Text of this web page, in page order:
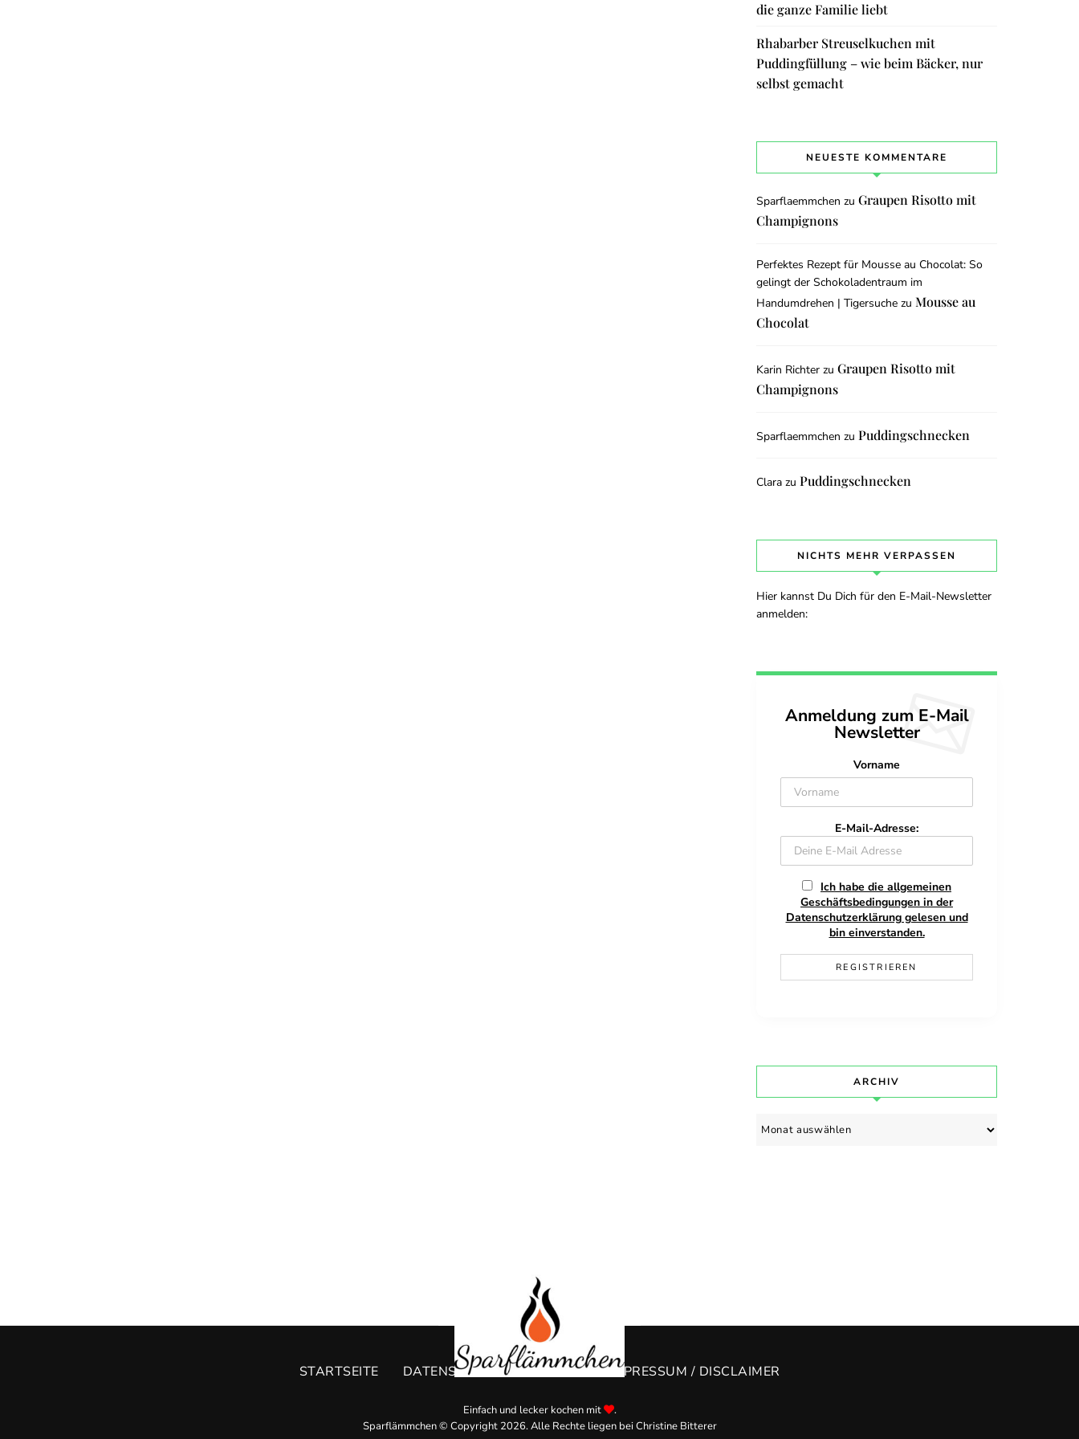
die ganze Familie liebt
Rhabarber Streuselkuchen mit
Puddingfüllung – wie beim Bäcker, nur
selbst gemacht
NEUESTE KOMMENTARE
Sparflaemmchen zu Graupen Risotto mit
Champignons
Perfektes Rezept für Mousse au Chocolat: So
gelingt der Schokoladentraum im
Handumdrehen | Tigersuche zu Mousse au
Chocolat
Karin Richter zu Graupen Risotto mit
Champignons
Sparflaemmchen zu Puddingschnecken
Clara zu Puddingschnecken
NICHTS MEHR VERPASSEN
Hier kannst Du Dich für den E-Mail-Newsletter
anmelden:
Anmeldung zum E-Mail
Newsletter
Vorname
E-Mail-Adresse:
Ich habe die allgemeinen
Geschäftsbedingungen in der
Datenschutzerklärung gelesen und
bin einverstanden.
ARCHIV
Archiv
STARTSEITE DATENSCHUTZERKLÄRUNG IMPRESSUM / DISCLAIMER
Einfach und lecker kochen mit
.
Sparflämmchen © Copyright 2026. Alle Rechte liegen bei Christine Bitterer